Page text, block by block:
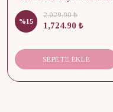
%15
2,029.90 ₺
1,724.90 ₺
SEPETE EKLE